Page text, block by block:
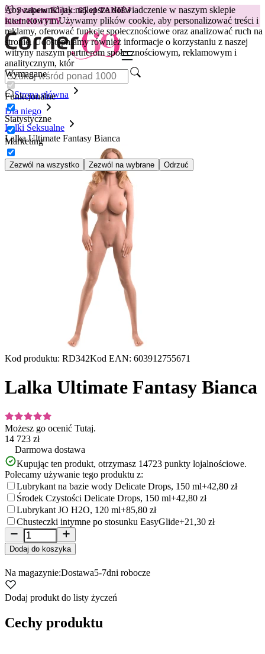
Aby zapewnić jak najlepsze doświadczenie w naszym sklepie
internetowym.Używamy plików cookie, aby personalizować treści i
reklamy, oferować funkcje społecznościowe oraz analizować ruch na
stronie. Udostępniamy również informacje o korzystaniu z naszej
witryny naszym partnerom społecznościowym, reklamowym i
analitycznym, któr
Wymagane
Funkcjonalne
Statystyczne
Marketing
Zezwól na wszystko Zezwól na wybrane Odrzuć
😽Svakom Klitty: 65 zł TANIEJ
Kod: KLITTY →
Strona główna
Dla niego
Lalki Seksualne
Lalka Ultimate Fantasy Bianca
Kod produktu: RD342Kod EAN: 603912755671
Lalka Ultimate Fantasy Bianca
Możesz go ocenić Tutaj.
14 723 zł
Darmowa dostawa
Kupując ten produkt, otrzymasz 14723 punkty lojalnościowe.
Polecamy używanie tego produktu z:
Lubrykant na bazie wody Delicate Drops, 150 ml+42,80 zł
Środek Czystości Delicate Drops, 150 ml+42,80 zł
Lubrykant JO H2O, 120 ml+85,80 zł
Chusteczki intymne po stosunku EasyGlide+21,30 zł
Dodaj do koszyka
Na magazynie:Dostawa5-7dni robocze
Dodaj produkt do listy życzeń
Cechy produktu